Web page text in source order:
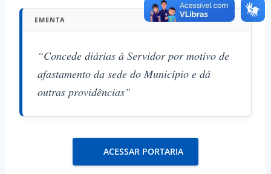
EMENTA
“Concede diárias à Servidor por motivo de
afastamento da sede do Município e dá
outras providências”
ACESSAR PORTARIA